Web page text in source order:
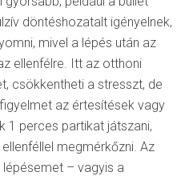
döntéshozatalt igényelnek,
mivel a lépés után az
ellenfélre. Itt az otthoni
csökkentheti a stresszt, de
az értesítések vagy
1 perces partikat játszani,
megmérkőzni. Az
lépésemet – vagyis a